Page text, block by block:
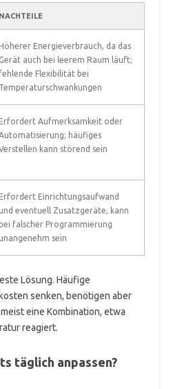
NACHTEILE
Energieverbrauch, da das
Gerät auch bei leerem Raum läuft;
Flexibilität bei
Temperaturschwankungen
Aufmerksamkeit oder
häufiges
kann störend sein
Einrichtungsaufwand
eventuell Zusatzgeräte, kann
bei falscher Programmierung
sein
Lösung. Häufige
senken, benötigen aber
eine Kombination, etwa
reagiert.
täglich anpassen?